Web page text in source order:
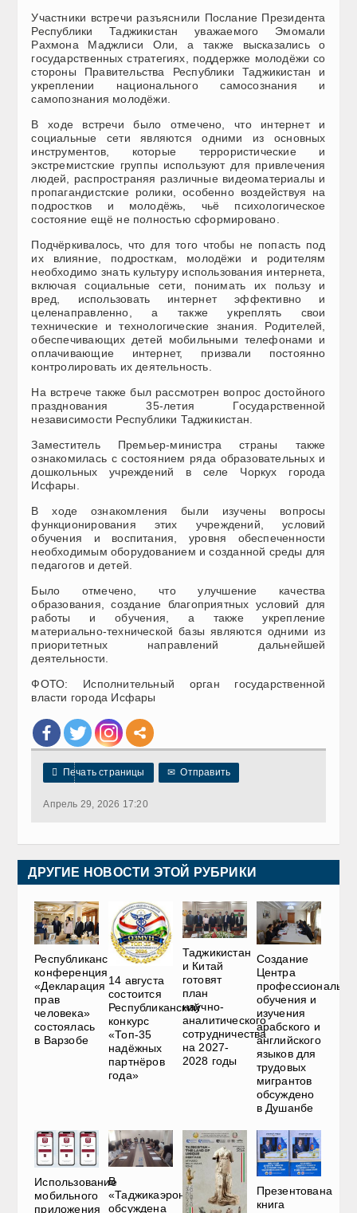
Участники встречи разъяснили Послание Президента
Республики Таджикистан уважаемого Эмомали
Рахмона Маджлиси Оли, а также высказались о
государственных стратегиях, поддержке молодёжи со
стороны Правительства Республики Таджикистан и
укреплении национального самосознания и
самопознания молодёжи.
В ходе встречи было отмечено, что интернет и
социальные сети являются одними из основных
инструментов, которые террористические и
экстремистские группы используют для привлечения
людей, распространяя различные видеоматериалы и
пропагандистские ролики, особенно воздействуя на
подростков и молодёжь, чьё психологическое
состояние ещё не полностью сформировано.
Подчёркивалось, что для того чтобы не попасть под
их влияние, подросткам, молодёжи и родителям
необходимо знать культуру использования интернета,
включая социальные сети, понимать их пользу и
вред, использовать интернет эффективно и
целенаправленно, а также укреплять свои
технические и технологические знания. Родителей,
обеспечивающих детей мобильными телефонами и
оплачивающие интернет, призвали постоянно
контролировать их деятельность.
На встрече также был рассмотрен вопрос достойного
празднования 35-летия Государственной
независимости Республики Таджикистан.
Заместитель Премьер-министра страны также
ознакомилась с состоянием ряда образовательных и
дошкольных учреждений в селе Чоркух города
Исфары.
В ходе ознакомления были изучены вопросы
функционирования этих учреждений, условий
обучения и воспитания, уровня обеспеченности
необходимым оборудованием и созданной среды для
педагогов и детей.
Было отмечено, что улучшение качества
образования, создание благоприятных условий для
работы и обучения, а также укрепление
материально-технической базы являются одними из
приоритетных направлений дальнейшей
деятельности.
ФОТО: Исполнительный орган государственной
власти города Исфары
 Печать страницы ✉ Отправить
Апрель 29, 2026 17:20
ДРУГИЕ НОВОСТИ ЭТОЙ РУБРИКИ
Республиканская
конференция
«Декларация
прав
человека»
состоялась
в Варзобе
14 августа
состоится
Республиканский
конкурс
«Топ-35
надёжных
партнёров
года»
Таджикистан
и Китай
готовят
план
научно-
аналитического
сотрудничества
на 2027-
2028 годы
Создание
Центра
обучения и
изучения
арабского и
английского
языков для
трудовых
мигрантов
обсуждено
в Душанбе
Использование
мобильного
приложения
В
«Таджикаэронавигации»
обсуждена
Презентована
книга